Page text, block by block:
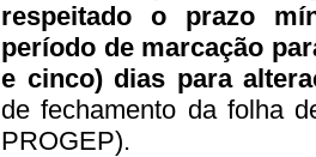
respeitado o prazo
período de marcação
e cinco) dias para
de fechamento da folha
PROGEP).